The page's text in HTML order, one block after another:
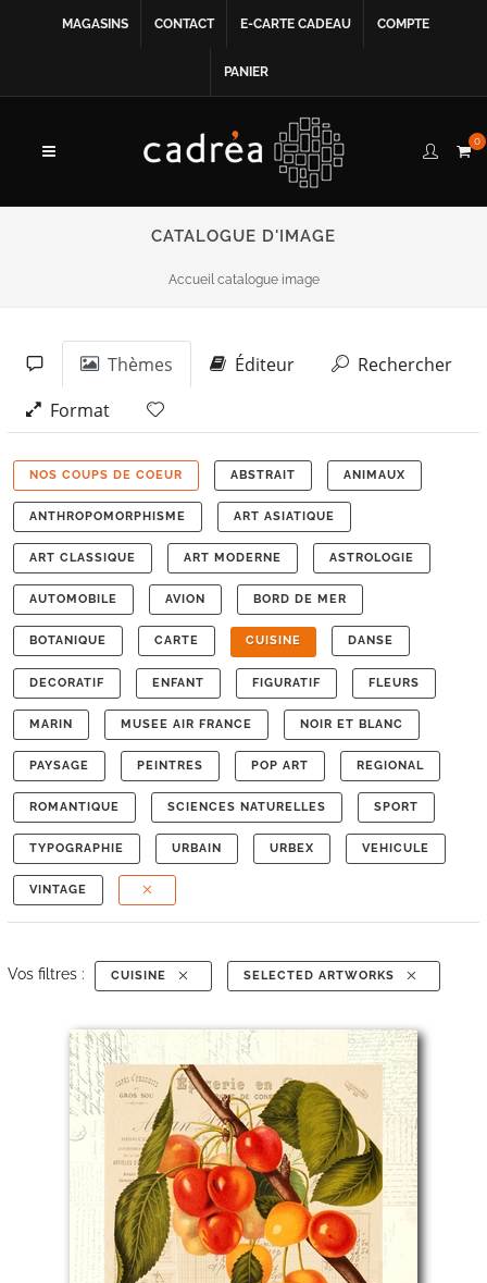
MAGASINS CONTACT E-CARTE CADEAU COMPTE
PANIER
0
CATALOGUE D'IMAGE
Accueil catalogue image
Thèmes Éditeur
Rechercher
Format
NOS COUPS DE COEUR ABSTRAIT ANIMAUX
ANTHROPOMORPHISME ART ASIATIQUE
ART CLASSIQUE ART MODERNE ASTROLOGIE
AUTOMOBILE AVION BORD DE MER
BOTANIQUE CARTE CUISINE DANSE
DECORATIF ENFANT FIGURATIF FLEURS
MARIN MUSEE AIR FRANCE NOIR ET BLANC
PAYSAGE PEINTRES POP ART REGIONAL
ROMANTIQUE SCIENCES NATURELLES SPORT
TYPOGRAPHIE URBAIN URBEX VEHICULE
VINTAGE
Vos filtres : CUISINE SELECTED ARTWORKS